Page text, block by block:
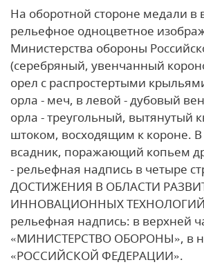
На оборотной стороне медали в
рельефное одноцветное
Министерства обороны
(серебряный, увенчанный
орел с распростертыми
орла - меч, в левой - дубовый
орла - треугольный, вытянутый
штоком, восходящим к короне.
всадник, поражающий копьем
- рельефная надпись в четыре
ДОСТИЖЕНИЯ В ОБЛАСТИ
ИННОВАЦИОННЫХ
рельефная надпись: в верхней
«МИНИСТЕРСТВО ОБОРОНЫ», в
«РОССИЙСКОЙ ФЕДЕРАЦИИ».